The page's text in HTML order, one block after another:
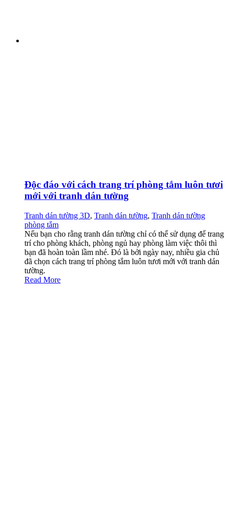
Độc đáo với cách trang trí phòng tắm luôn tươi
mới với tranh dán tường
Tranh dán tường 3D, Tranh dán tường, Tranh dán tường
phòng tắm
Nếu bạn cho rằng tranh dán tường chỉ có thể sử dụng để trang
trí cho phòng khách, phòng ngủ hay phòng làm việc thôi thì
bạn đã hoàn toàn lầm nhé. Đó là bởi ngày nay, nhiều gia chủ
đã chọn cách trang trí phòng tắm luôn tươi mới với tranh dán
tường.
Read More